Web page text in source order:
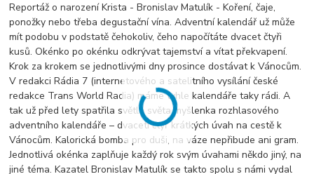
Reportáž o narození Krista - Bronislav Matulík - Koření, čaje,
ponožky nebo třeba degustační vína. Adventní kalendář už může
mít podobu v podstatě čehokoliv, čeho napočítáte dvacet čtyři
kusů. Okénko po okénku odkrývat tajemství a vítat překvapení.
Krok za krokem se jednotlivými dny prosince dostávat k Vánocům.
V redakci Rádia 7 (internetového a satelitního vysílání české
redakce Trans World Radia) máme tyhle kalendáře taky rádi. A
tak už před lety spatřila světlo světa myšlenka rozhlasového
adventního kalendáře – dvaceti čtyř krátkých úvah na cestě k
Vánocům. Kalorická bomba pro duši, na váze nepřibude ani gram.
Jednotlivá okénka zaplňuje každý rok svým úvahami někdo jiný, na
jiné téma. Kazatel Bronislav Matulík se takto spolu s námi vydal